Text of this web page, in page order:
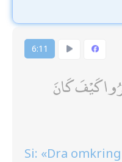
6:11
كَيْفَ كَانَ
Si: «Dra